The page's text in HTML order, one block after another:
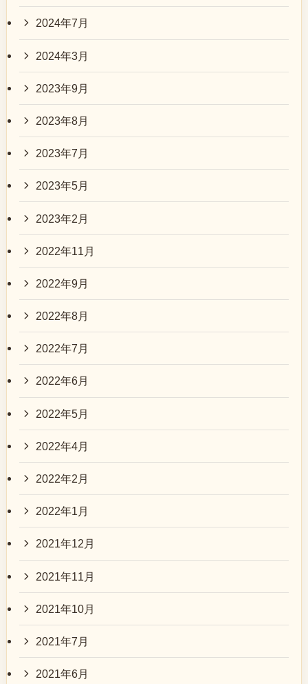
2024年7月
2024年3月
2023年9月
2023年8月
2023年7月
2023年5月
2023年2月
2022年11月
2022年9月
2022年8月
2022年7月
2022年6月
2022年5月
2022年4月
2022年2月
2022年1月
2021年12月
2021年11月
2021年10月
2021年7月
2021年6月